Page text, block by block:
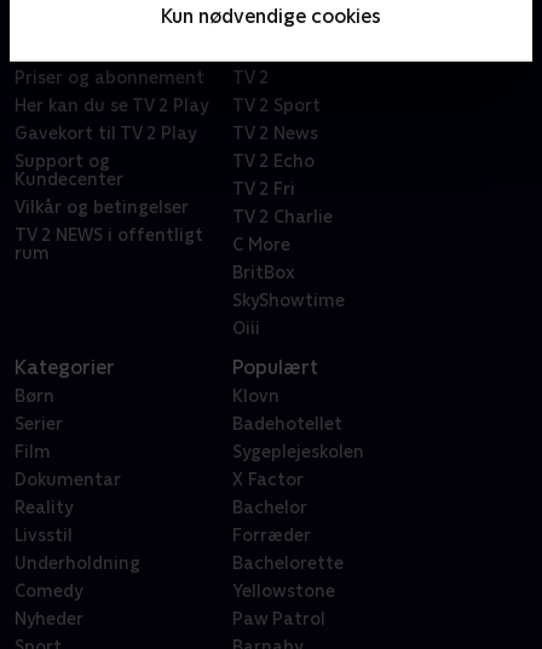
Kun nødvendige cookies
Priser og abonnement
Her kan du se TV 2 Play
Gavekort til TV 2 Play
Support og
Kundecenter
Vilkår og betingelser
TV 2 NEWS i offentligt
rum
TV 2
TV 2 Sport
TV 2 News
TV 2 Echo
TV 2 Fri
TV 2 Charlie
C More
BritBox
SkyShowtime
Oiii
Kategorier
Børn
Serier
Film
Dokumentar
Reality
Livsstil
Underholdning
Comedy
Nyheder
Populært
Klovn
Badehotellet
Sygeplejeskolen
X Factor
Bachelor
Forræder
Bachelorette
Yellowstone
Paw Patrol